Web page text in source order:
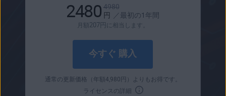
2480 4980
円
／最初の1年間
月額207円 に相当します。
今すぐ 購入
通常の更新価格（年額4,980 円 ）よりもお得です。
ライセンスの詳細